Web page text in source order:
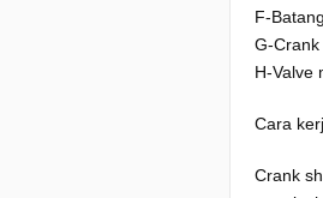
F-
G-
H-Valve
Cara
Crank